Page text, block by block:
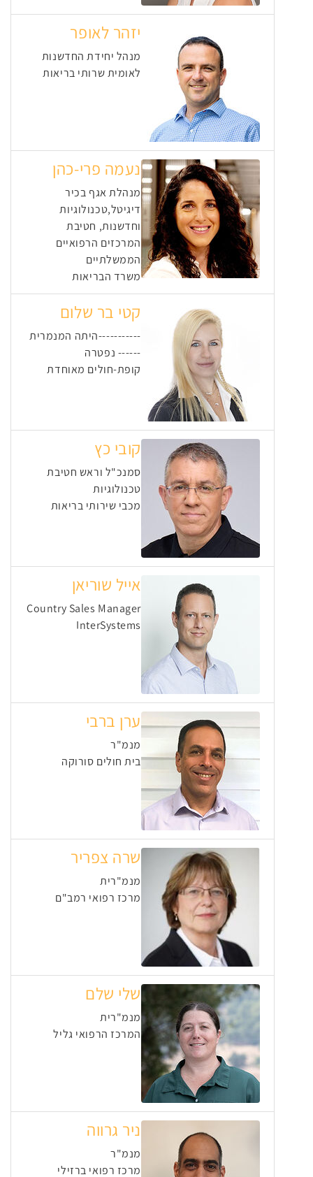
יזהר לאופר
מנהל יחידת החדשנות
לאומית שרותי בריאות
נעמה פרי-כהן
מנהלת אגף בכיר
דיגיטל,טכנולוגיות
וחדשנות, חטיבת
המרכזים הרפואיים
הממשלתיים
משרד הבריאות
קטי בר שלום
-----------היתה המנמרית
------ נפטרה
קופת-חולים מאוחדת
קובי כץ
סמנכ"ל וראש חטיבת
טכנולוגיות
מכבי שירותי בריאות
אייל שוריאן
Country Sales Manager
InterSystems
ערן ברבי
מנמ"ר
בית חולים סורוקה
שרה צפריר
מנמ"רית
מרכז רפואי רמב"ם
שלי שלם
מנמ"רית
המרכז הרפואי גליל
ניר גרווה
מנמ"ר
מרכז רפואי ברזילי